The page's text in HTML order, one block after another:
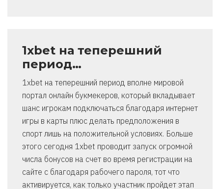
1xbet на теперешний
период…
1xbet на теперешний период вполне мировой
портал онлайн букмекеров, который вкладывает
шанс игрокам подключаться благодаря интернет
игры в карты плюс делать предположения в
спорт лишь на положительной условиях. Больше
этого сегодня 1xbet проводит запуск огромной
числа бонусов на счет во время регистрации на
сайте с благодаря рабочего пароля, тот что
активируется, как только участник пройдет этап